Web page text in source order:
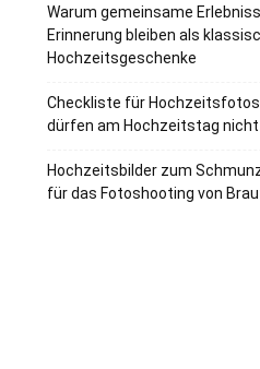
Warum gemeinsame
Erinnerung bleiben als
Hochzeitsgeschenke
Checkliste für
dürfen am Hochzeitstag nicht
Hochzeitsbilder zum
für das Fotoshooting von